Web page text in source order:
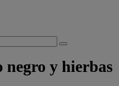
negro y hierbas